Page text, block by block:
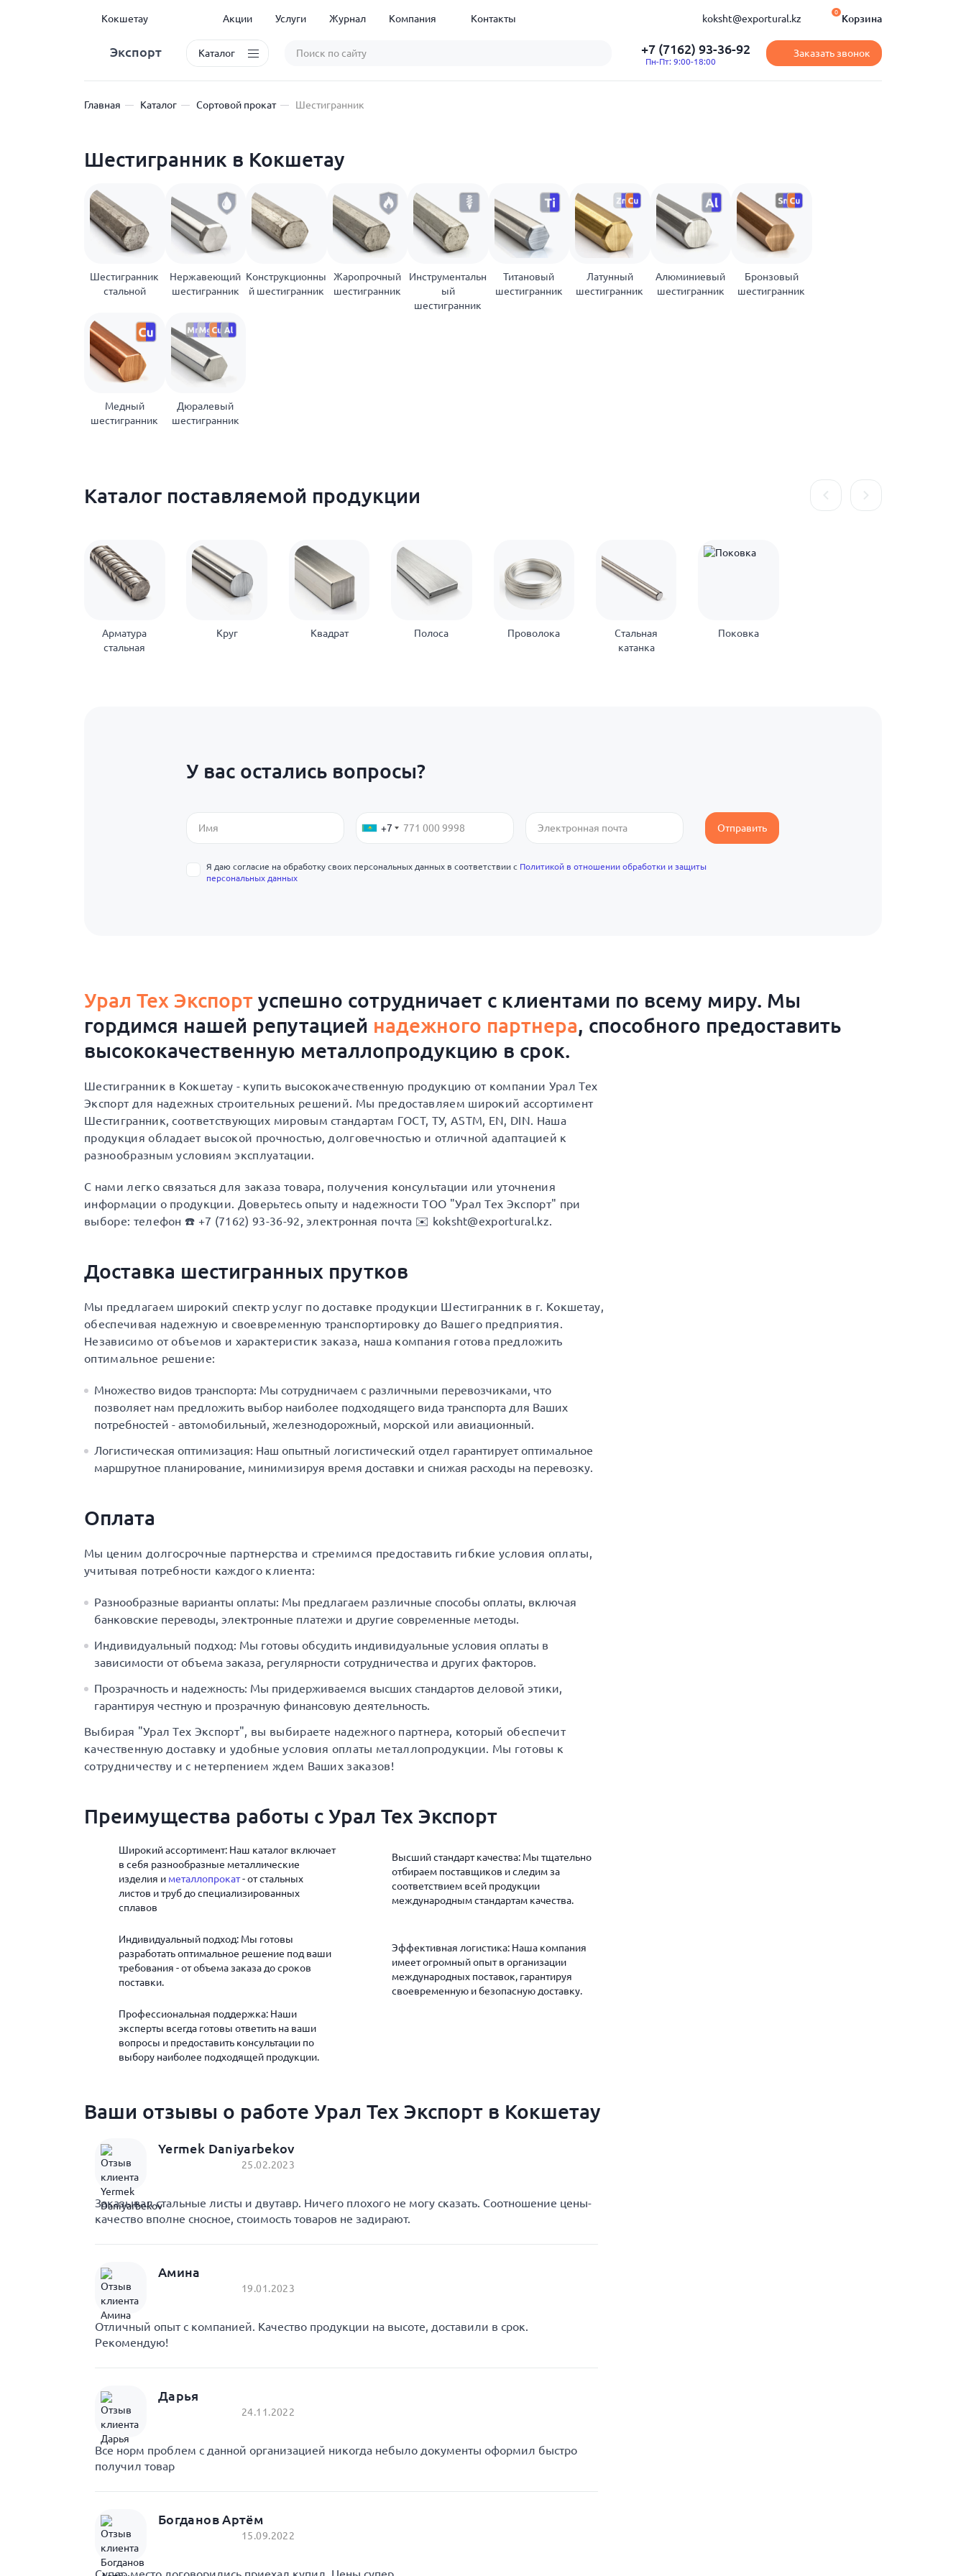
Кокшетау Акции Услуги Журнал Компания Контакты koksht@exportural.kz Корзина
0
Экспорт Каталог +7 (7162) 93-36-92
Пн-Пт: 9:00-18:00
Заказать звонок
Главная Каталог Сортовой прокат Шестигранник
Шестигранник в Кокшетау
Шестигранник
стальной
Нержавеющий
шестигранник
Конструкционны
й шестигранник
Жаропрочный
шестигранник
Инструментальн
ый
шестигранник
Титановый
шестигранник
Латунный
шестигранник
Алюминиевый
шестигранник
Бронзовый
шестигранник
Медный
шестигранник
Дюралевый
шестигранник
Каталог поставляемой продукции
Арматура
стальная
Круг Квадрат Полоса Проволока
Стальная
катанка
Поковка
У вас остались вопросы?
+7 Отправить
Я даю согласие на обработку своих персональных данных в соответствии с Политикой в отношении обработки и защиты
персональных данных
Урал Тех Экспорт успешно сотрудничает с клиентами по всему миру. Мы
гордимся нашей репутацией надежного партнера, способного предоставить
высококачественную металлопродукцию в срок.
Шестигранник в Кокшетау - купить высококачественную продукцию от компании Урал Тех
Экспорт для надежных строительных решений. Мы предоставляем широкий ассортимент
Шестигранник, соответствующих мировым стандартам ГОСТ, ТУ, ASTM, EN, DIN. Наша
продукция обладает высокой прочностью, долговечностью и отличной адаптацией к
разнообразным условиям эксплуатации.
С нами легко связаться для заказа товара, получения консультации или уточнения
информации о продукции. Доверьтесь опыту и надежности ТОО "Урал Тех Экспорт" при
выборе: телефон ☎️ +7 (7162) 93-36-92, электронная почта ✉️ koksht@exportural.kz.
Доставка шестигранных прутков
Мы предлагаем широкий спектр услуг по доставке продукции Шестигранник в г. Кокшетау,
обеспечивая надежную и своевременную транспортировку до Вашего предприятия.
Независимо от объемов и характеристик заказа, наша компания готова предложить
оптимальное решение:
Множество видов транспорта: Мы сотрудничаем с различными перевозчиками, что
позволяет нам предложить выбор наиболее подходящего вида транспорта для Ваших
потребностей - автомобильный, железнодорожный, морской или авиационный.
Логистическая оптимизация: Наш опытный логистический отдел гарантирует оптимальное
маршрутное планирование, минимизируя время доставки и снижая расходы на перевозку.
Оплата
Мы ценим долгосрочные партнерства и стремимся предоставить гибкие условия оплаты,
учитывая потребности каждого клиента:
Разнообразные варианты оплаты: Мы предлагаем различные способы оплаты, включая
банковские переводы, электронные платежи и другие современные методы.
Индивидуальный подход: Мы готовы обсудить индивидуальные условия оплаты в
зависимости от объема заказа, регулярности сотрудничества и других факторов.
Прозрачность и надежность: Мы придерживаемся высших стандартов деловой этики,
гарантируя честную и прозрачную финансовую деятельность.
Выбирая "Урал Тех Экспорт", вы выбираете надежного партнера, который обеспечит
качественную доставку и удобные условия оплаты металлопродукции. Мы готовы к
сотрудничеству и с нетерпением ждем Ваших заказов!
Преимущества работы с Урал Тех Экспорт
Широкий ассортимент: Наш каталог включает
в себя разнообразные металлические
изделия и металлопрокат- от стальных
листов и труб до специализированных
сплавов
Высший стандарт качества: Мы тщательно
отбираем поставщиков и следим за
соответствием всей продукции
международным стандартам качества.
Индивидуальный подход: Мы готовы
разработать оптимальное решение под ваши
требования - от объема заказа до сроков
поставки.
Эффективная логистика: Наша компания
имеет огромный опыт в организации
международных поставок, гарантируя
своевременную и безопасную доставку.
Профессиональная поддержка: Наши
эксперты всегда готовы ответить на ваши
вопросы и предоставить консультации по
выбору наиболее подходящей продукции.
Ваши отзывы о работе Урал Тех Экспорт в Кокшетау
Yermek Daniyarbekov
25.02.2023
Заказывал стальные листы и двутавр. Ничего плохого не могу сказать. Соотношение цены-
качество вполне сносное, стоимость товаров не задирают.
Амина
19.01.2023
Отличный опыт с компанией. Качество продукции на высоте, доставили в срок.
Рекомендую!
Дарья
24.11.2022
Все норм проблем с данной организацией никогда небыло документы оформил быстро
получил товар
Богданов Артём
15.09.2022